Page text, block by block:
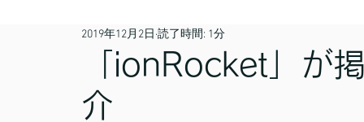
「ionRocket」が
介
2019年12月2日 読了時間: 1分